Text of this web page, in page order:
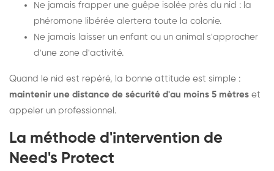
Ne jamais frapper une guêpe isolée près du nid : la
phéromone libérée alertera toute la colonie.
Ne jamais laisser un enfant ou un animal s'approcher
d'une zone d'activité.
Quand le nid est repéré, la bonne attitude est simple :
maintenir une distance de sécurité d'au moins 5 mètres et
appeler un professionnel.
La méthode d'intervention de
Need's Protect